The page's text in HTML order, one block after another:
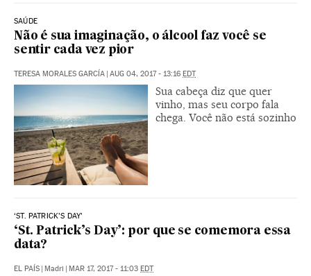
SAÚDE
Não é sua imaginação, o álcool faz você se
sentir cada vez pior
TERESA MORALES GARCÍA | AUG 04, 2017 - 13:16 EDT
Sua cabeça diz que quer
vinho, mas seu corpo fala
chega. Você não está sozinho
‘ST. PATRICK’S DAY’
‘St. Patrick’s Day’: por que se comemora essa
data?
EL PAÍS | Madri | MAR 17, 2017 - 11:03 EDT